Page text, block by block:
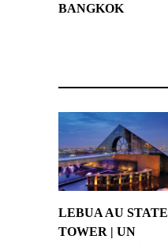
BANGKOK
LEBUA AU STATE
TOWER | UN